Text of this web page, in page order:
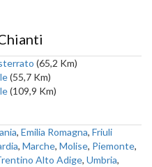
(65,2 Km)
(55,7 Km)
(109,9 Km)
, Emilia Romagna, Friuli
, Marche, Molise, Piemonte,
Alto Adige, Umbria,